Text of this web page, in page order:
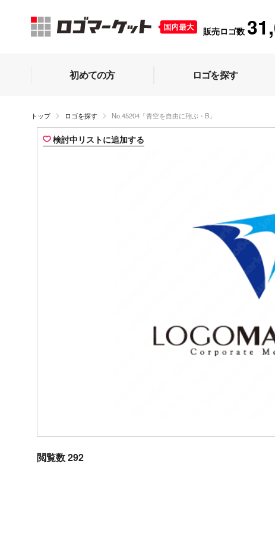
販売ロゴ数
初めての方 ロゴを探す
トップ ロゴを探す No.45204「青空を自由に翔ぶ・B」
検討中リストに追加する
閲覧数 292